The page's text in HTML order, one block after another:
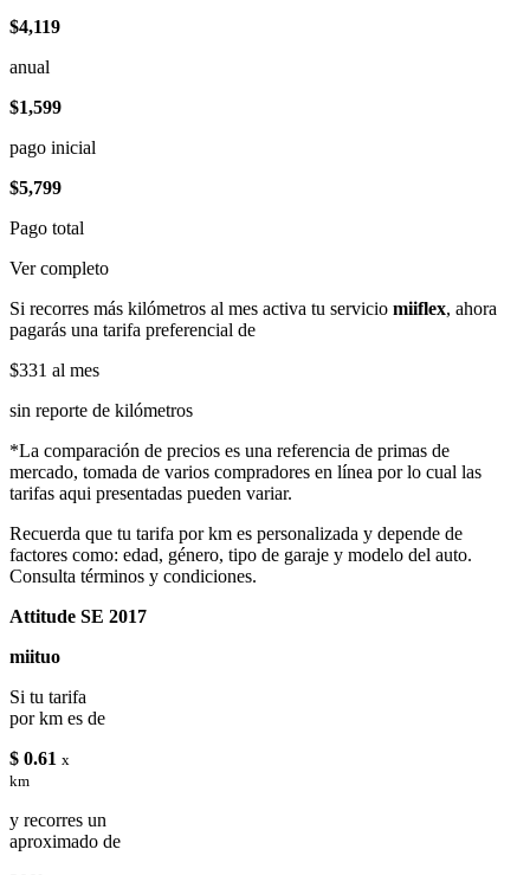
$4,119
anual
$1,599
pago inicial
$5,799
Pago total
Ver completo
Si recorres más kilómetros al mes activa tu servicio miiflex, ahora
pagarás una tarifa preferencial de
$331 al mes
sin reporte de kilómetros
*La comparación de precios es una referencia de primas de
mercado, tomada de varios compradores en línea por lo cual las
tarifas aqui presentadas pueden variar.
Recuerda que tu tarifa por km es personalizada y depende de
factores como: edad, género, tipo de garaje y modelo del auto.
Consulta términos y condiciones.
Attitude SE 2017
miituo
Si tu tarifa
por km es de
$ 0.61 x
km
y recorres un
aproximado de